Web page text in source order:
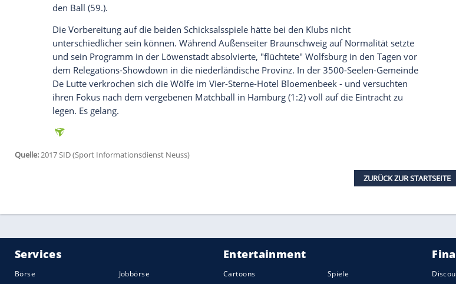
Gegensätze. Eine Phase des Abtastens? Mitnichten. In der aufgeladenen
mit 29.100 Zuschauern ausverkauften Arena inWolfsburgschenkten sich die
Beginn an nichts und führten jeden Zweikampf am Limit des Erlaubten.
Braunschweigversuchte das Wolfsburger Offensivspiel durch konsequentes
schon tief in der Hälfte des VfL zu stören. Und so blieben zwingende Torchancen
aus.Gomez
Freistoß war für
Keeper
Dann beinahe der Schock für die Hausherren: Der quirlige Christoffer Nyman
Ball an den zweiten Pfosten, wo Mirko Boland das Kunststück vollbrachte, völlig
freistehend aus vier Metern doch noch daneben zu köpfen. 13 Minuten später
Kombination nur das Außennetz (50.), fünf Minuten später kratzteFejziceinen
abgefälschten Gomez-Kopfball von der Linie. Dann bekam
nicht genug
den Ball (59.).